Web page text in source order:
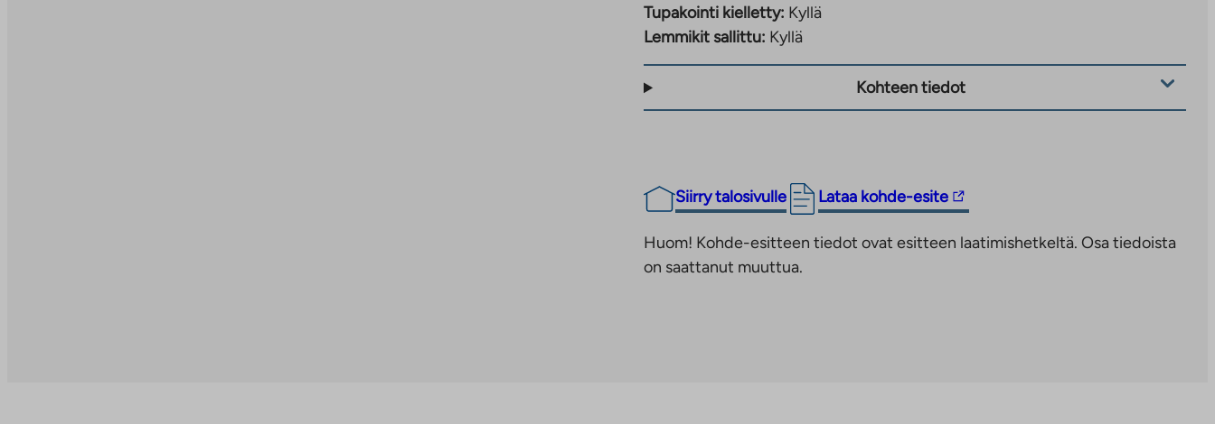
Tupakointi kielletty: Kyllä
Lemmikit sallittu: Kyllä
Kohteen tiedot
Siirry talosivulle Lataa kohde-esite
Linkki
ulkopuoliseen
Huom! Kohde-esitteen tiedot ovat esitteen laatimishetkeltä. Osa tiedoista
on saattanut muuttua.